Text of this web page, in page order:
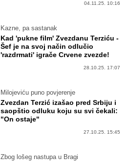
04.11.25. 10:16
Kazne, pa sastanak
Kad 'pukne film' Zvezdanu Terziću -
Šef je na svoj način odlučio
'razdrmati' igrače Crvene zvezde!
28.10.25. 17:07
Milojeviću puno povjerenje
Zvezdan Terzić izašao pred Srbiju i
saopštio odluku koju su svi čekali:
"On ostaje"
27.10.25. 15:45
Zbog lošeg nastupa u Bragi